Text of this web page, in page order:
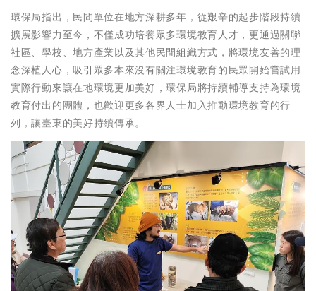
環保局指出，民間單位在地方深耕多年，從艱辛的起步階段持續
擴展影響力至今，不僅成功培養眾多環境教育人才，更通過關聯
社區、學校、地方產業以及其他民間組織方式，將環境友善的理
念深植人心，吸引眾多本來沒有關注環境教育的民眾開始嘗試用
實際行動來讓在地環境更加美好，環保局將持續輔導支持為環境
教育付出的團體，也歡迎更多各界人士加入推動環境教育的行
列，讓臺東的美好持續傳承。